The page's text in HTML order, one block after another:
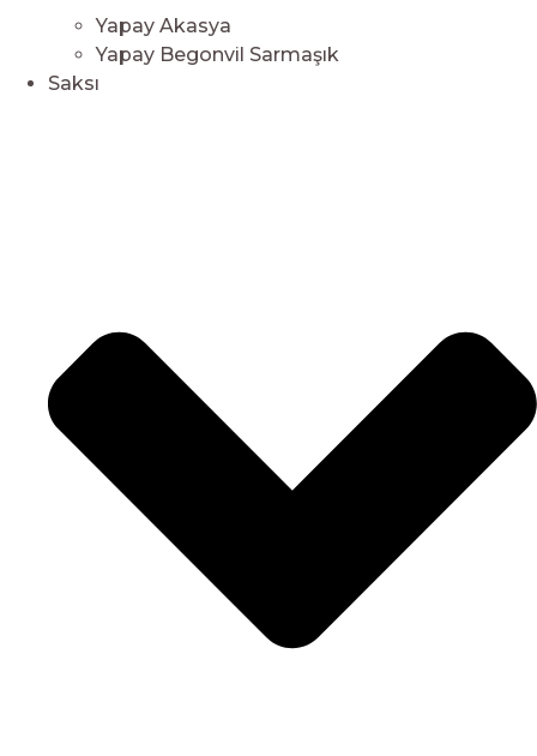
Yapay Akasya
Yapay Begonvil Sarmaşık
Saksı